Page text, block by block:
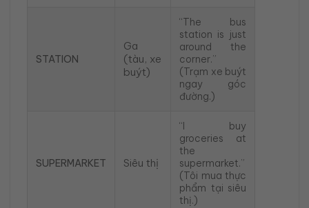
STATION
Ga
(tàu, xe
buýt)
“The bus
station is just
around the
corner.”
(Trạm xe buýt
ngay góc
đường.)
SUPERMARKET Siêu thị
“I buy
groceries at
the
supermarket.”
(Tôi mua thực
phẩm tại siêu
thị.)